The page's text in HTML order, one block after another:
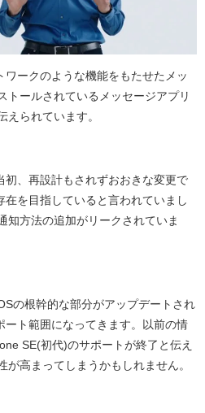
ワークのような機能をもたせたメッ
トールされているメッセージアプリ
えられています。
初、再設計もされずおおきな変更で
在を目指していると言われていまし
知方法の追加がリークされていま
の根幹的な部分がアップデートされ
ート範囲になってきます。以前の情
SE(初代)のサポートが終了と伝え
が高まってしまうかもしれません。